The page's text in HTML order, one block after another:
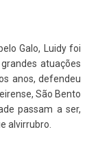
Galo, Luidy foi
atuações
anos, defendeu
São Bento
passam a ser,
alvirrubro.